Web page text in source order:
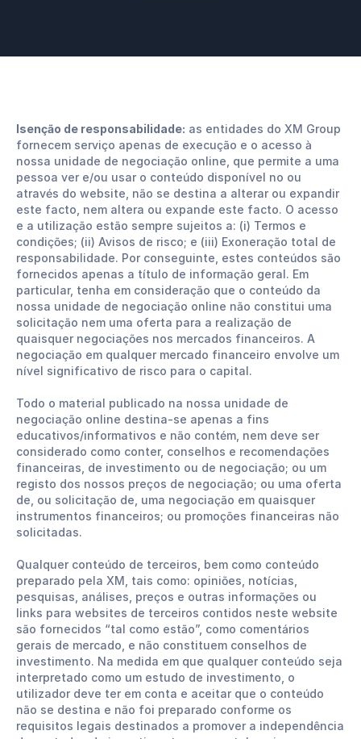
Isenção de responsabilidade: as entidades do XM Group
fornecem serviço apenas de execução e o acesso à
nossa unidade de negociação online, que permite a uma
pessoa ver e/ou usar o conteúdo disponível no ou
através do website, não se destina a alterar ou expandir
este facto, nem altera ou expande este facto. O acesso
e a utilização estão sempre sujeitos a: (i) Termos e
condições; (ii) Avisos de risco; e (iii) Exoneração total de
responsabilidade. Por conseguinte, estes conteúdos são
fornecidos apenas a título de informação geral. Em
particular, tenha em consideração que o conteúdo da
nossa unidade de negociação online não constitui uma
solicitação nem uma oferta para a realização de
quaisquer negociações nos mercados financeiros. A
negociação em qualquer mercado financeiro envolve um
nível significativo de risco para o capital.
Todo o material publicado na nossa unidade de
negociação online destina-se apenas a fins
educativos/informativos e não contém, nem deve ser
considerado como conter, conselhos e recomendações
financeiras, de investimento ou de negociação; ou um
registo dos nossos preços de negociação; ou uma oferta
de, ou solicitação de, uma negociação em quaisquer
instrumentos financeiros; ou promoções financeiras não
solicitadas.
Qualquer conteúdo de terceiros, bem como conteúdo
preparado pela XM, tais como: opiniões, notícias,
pesquisas, análises, preços e outras informações ou
links para websites de terceiros contidos neste website
são fornecidos “tal como estão”, como comentários
gerais de mercado, e não constituem conselhos de
investimento. Na medida em que qualquer conteúdo seja
interpretado como um estudo de investimento, o
utilizador deve ter em conta e aceitar que o conteúdo
não se destina e não foi preparado conforme os
requisitos legais destinados a promover a independência